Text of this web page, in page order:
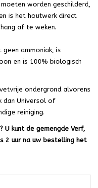
worden geschilderd,
is het houtwerk direct
af te weken.
ammoniak, is
en is 100% biologisch
ondergrond alvorens
dan Universol of
reiniging.
U kunt de gemengde Verf,
2 uur na uw bestelling het